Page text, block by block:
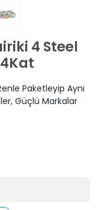
4 Steel
Paketleyip Aynı
Güçlü Markalar